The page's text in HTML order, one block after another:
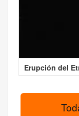
Erupción del